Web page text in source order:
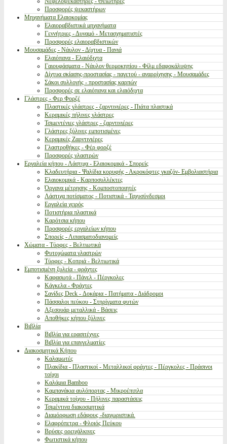
Προσφορές ψεκαστήρων
Μηχανήματα Ελαιοκομίας
Ελαιοραβδιστικά μηχανήματα
Γεννήτριες - Δυναμό - Μετασχηματιστές
Προσφορές ελαιοραβδιστικών
Μουσαμάδες - Νάυλον - Δίχτυα - Πανιά
Ελαιόπανα - Ελαιόδιχτα
Γαιουφάσματα - Νάυλον θερμοκηπίου - Φίλμ εδαφοκάλυψης
Δίχτυα σκίασης-προστασίας - παγετού - αναρρίχησης - Μουσαμάδες
Σάκοι συλλογής - προστασίας καρπών
Προσφορές σε ελαιόπανα και ελαιόδιχτα
Γλάστρες - Φερ Φορζέ
Πλαστικές γλάστρες - ζαρντινιέρες - Πιάτα πλαστικά
Κεραμικές πήλινες γλάστρες
Τσιμεντένιες γλάστρες - ζαρντινιέρες
Γλάστρες ξύλινες εμποτισμένες
Κεραμικές Ζαρντινιέρες
Γλαστροθήκες - Φέρ φορζέ
Προσφορές γλαστρών
Εργαλεία κήπου - Λάστιχα - Ελαιοκομικά - Σπορείς
Κλαδευτήρια - Ψαλίδια κορυφής - Ακροκόφτες γκαζόν- Εμβολιαστήρια
Ελαιοκομικά - Καρποσυλλέκτες
Όργανα μέτρησης - Κομποστοποιητές
Λάστιχα ποτίσματος - Ποτιστικά - Ταχυσύνδεσμοι
Εργαλεία χειρός
Ποτιστήρια πλαστικά
Καρότσια κήπου
Προσφορές εργαλείων κήπου
Σπορείς - Λιπασματοδιανομείς
Χώματα - Τύρφες - Βελτιωτικά
Φυτοχώματα γλαστρών
Τύρφες - Κοπριά - Βελτιωτικά
Εμποτισμένη ξυλεία - φράχτες
Καφασωτά - Πάνελ - Πέργκολες
Κάγκελα - Φράχτες
Σανίδες Deck - Δοκάρια - Πατήματα - Διάδρομοι
Πάσσαλοι πεύκου - Στηρίγματα φυτών
Αξεσουάρ μεταλλικά - Βάσεις
Αποθήκες κήπου ξύλινες
Βιβλία
Βιβλία για ερασιτέχνες
Βιβλία για επαγγελματίες
Διακοσμητικά Κήπου
Καλαμωτές
Πλακίδια - Πλαστικοί - Μεταλλικοί φράχτες - Πέργκολες - Πράσινοι
τοίχοι
Καλάμια Bamboo
Καμπανάκια αυλόπορτας - Μικροέπιπλα
Κεραμικά τοίχου - Πήλινες παραστάσεις
Τσιμέντινα διακοσμητικά
Διαμόρφωση εδάφους -διαχωριστικά.
Ελαφρόπετρα - Φλοιός Πεύκου
Βρύσες ορειχάλκινες
Φωτιστικά κήπου